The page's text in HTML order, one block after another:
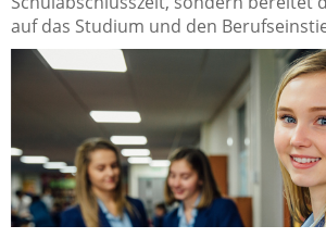
auf das Studium und den